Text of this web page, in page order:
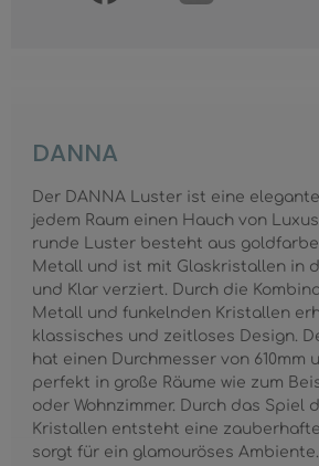
DANNA
Der DANNA Luster ist eine
jedem Raum einen Hauch von
runde Luster besteht aus
Metall und ist mit Glaskristallen in
und Klar verziert. Durch die
Metall und funkelnden Kristallen
klassisches und zeitloses Design.
hat einen Durchmesser von 610mm
perfekt in große Räume wie zum
oder Wohnzimmer. Durch das Spiel
Kristallen entsteht eine
sorgt für ein glamouröses